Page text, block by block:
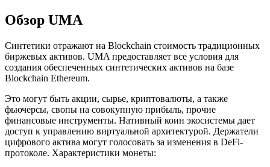
Обзор UMA
Синтетики отражают на Blockchain стоимость традиционных
биржевых активов. UMA предоставляет все условия для
создания обеспеченных синтетических активов на базе
Blockchain Ethereum.
Это могут быть акции, сырье, криптовалюты, а также
фьючерсы, свопы на совокупную прибыль, прочие
финансовые инструменты. Нативный коин экосистемы дает
доступ к управлению виртуальной архитектурой. Держатели
цифрового актива могут голосовать за изменения в DeFi-
протоколе. Характеристики монеты: